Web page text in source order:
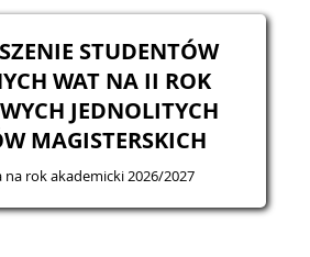
STUDENTÓW
WAT NA II ROK
JEDNOLITYCH
MAGISTERSKICH
na rok akademicki 2026/2027